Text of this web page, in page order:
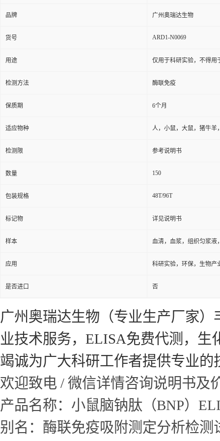
品牌 广州奥瑞达生物
货号 ARD1-N0069
用途 仅用于科研实验，不得用
检测方法 酶联免疫
保质期 6个月
适应物种 人，小鼠，大鼠，猪牛羊
检测限 参考说明书
数量 150
包装规格 48T/96T
标记物 详见说明书
样本 血清，血浆，组织匀浆液
应用 科研实验，环保，生物产
是否进口 否
广州奥瑞达生物（专业生产厂家
业技术服务，ELISA免费代测，生
竭诚为广大科研工作者提供专业
欢迎致电 / 微信详情咨询说明书及
产品名称：小鼠脑钠肽（BNP）
别名：酶联免疫吸附测定分析检测